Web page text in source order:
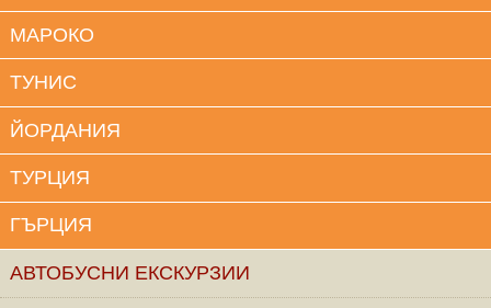
МАРОКО
ТУНИС
ЙОРДАНИЯ
ТУРЦИЯ
ГЪРЦИЯ
АВТОБУСНИ ЕКСКУРЗИИ